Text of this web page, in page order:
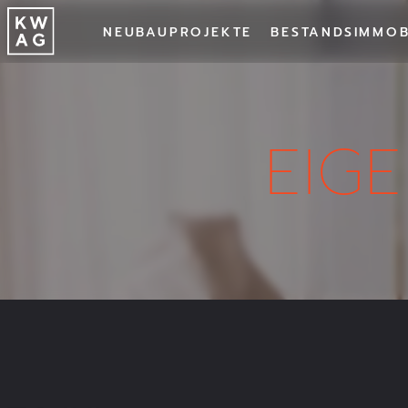
NEUBAUPROJEKTE
PROJEKT
Alle Projekte